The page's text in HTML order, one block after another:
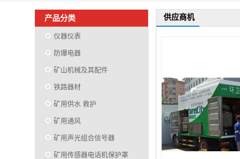
产品分类
仪器仪表
防爆电器
矿山机械及其配件
铁路器材
矿用供水 救护
矿用通风
矿用声光组合信号器
矿用传感器电话机保护罩
供应商机